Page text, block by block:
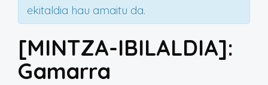
ekitaldia hau amaitu da.
[MINTZA-IBILALDIA]:
Gamarra